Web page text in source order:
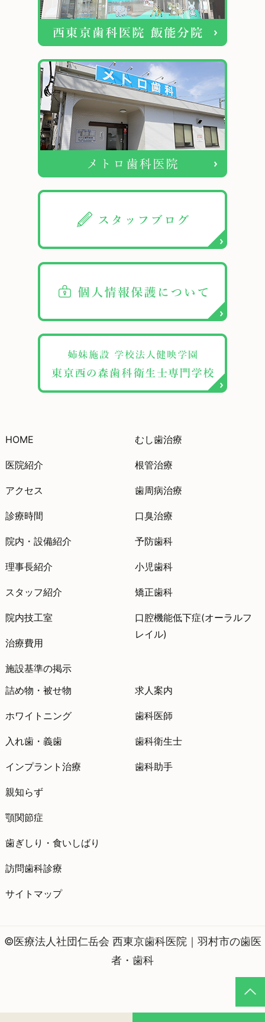
HOME
医院紹介
アクセス
診療時間
院内・設備紹介
理事長紹介
スタッフ紹介
院内技工室
治療費用
施設基準の掲示
むし歯治療
根管治療
歯周病治療
口臭治療
予防歯科
小児歯科
矯正歯科
口腔機能低下症(オーラルフ
レイル)
詰め物・被せ物
ホワイトニング
入れ歯・義歯
インプラント治療
親知らず
顎関節症
歯ぎしり・食いしばり
訪問歯科診療
サイトマップ
求人案内
歯科医師
歯科衛生士
歯科助手
©医療法人社団仁岳会 西東京歯科医院｜羽村市の歯医
者・歯科